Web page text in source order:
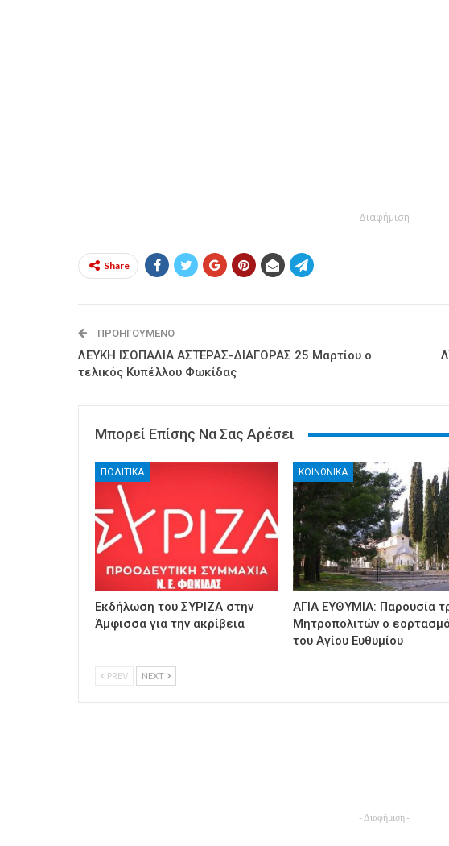
- Διαφήμιση -
Share
ΠΡΟΗΓΟΎΜΕΝΟ
ΛΕΥΚΗ ΙΣΟΠΑΛΙΑ ΑΣΤΕΡΑΣ-ΔΙΑΓΟΡΑΣ 25 Μαρτίου ο
τελικός Κυπέλλου Φωκίδας
Μπορεί Επίσης Να Σας Αρέσει
ΠΟΛΙΤΙΚΑ
Εκδήλωση του ΣΥΡΙΖΑ στην
Άμφισσα για την ακρίβεια
ΚΟΙΝΩΝΙΚΑ
ΑΓΙΑ ΕΥΘΥΜΙΑ: Παρουσία
Μητροπολιτών ο
του Αγίου Ευθυμίου
PREV NEXT
- Διαφήμιση -